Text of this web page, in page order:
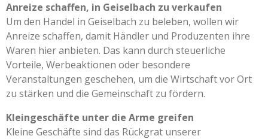
Anreize schaffen, in Geiselbach zu verkaufen
Um den Handel in Geiselbach zu beleben, wollen wir
Anreize schaffen, damit Händler und Produzenten ihre
Waren hier anbieten. Das kann durch steuerliche
Vorteile, Werbeaktionen oder besondere
Veranstaltungen geschehen, um die Wirtschaft vor Ort
zu stärken und die Gemeinschaft zu fördern.
Kleingeschäfte unter die Arme greifen
Kleine Geschäfte sind das Rückgrat unserer